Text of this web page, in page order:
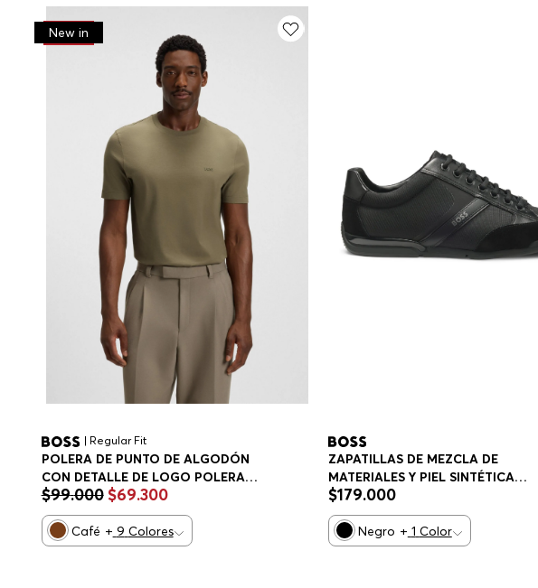
-30%
New in
| Regular Fit
POLERA DE PUNTO DE ALGODÓN
CON DETALLE DE LOGO POLERA
REGULAR FIT HOMBRE
$99.000 $69.300
Café + 9 Colores
ZAPATILLAS DE MEZCLA DE
MATERIALES Y PIEL SINTÉTICA
HOMBRE
$179.000
Negro + 1 Color